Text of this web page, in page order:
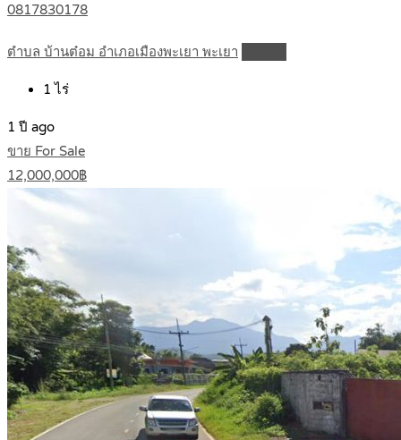
0817830178
ตำบล บ้านต๋อม อำเภอเมืองพะเยา พะเยา
1 ไร่
1 ปี ago
ขาย For Sale
12,000,000฿